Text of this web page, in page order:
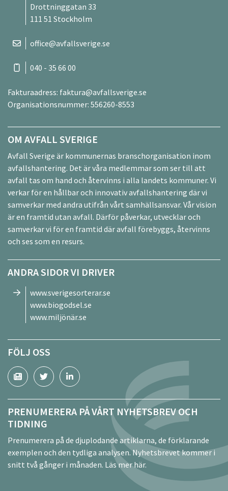
Drottninggatan 33
111 51 Stockholm
office@avfallsverige.se
040 - 35 66 00
Fakturaadress: faktura@avfallsverige.se
Organisationsnummer: 556260-8553
OM AVFALL SVERIGE
Avfall Sverige är kommunernas branschorganisation inom
avfallshantering. Det är våra medlemmar som ser till att
avfall tas om hand och återvinns i alla landets kommuner. Vi
verkar för en hållbar och innovativ avfallshantering där vi
samverkar med andra utifrån vårt samhällsansvar. Vår vision
är en framtid utan avfall. Därför påverkar, utvecklar och
samverkar vi för en framtid där avfall förebyggs, återvinns
och ses som en resurs.
ANDRA SIDOR VI DRIVER
www.sverigesorterar.se
www.biogodsel.se
www.miljönär.se
FÖLJ OSS
PRENUMERERA PÅ VÅRT NYHETSBREV OCH
TIDNING
Prenumerera på de djuplodande artiklarna, de förklarande
exemplen och den tydliga analysen. Nyhetsbrevet kommer i
snitt två gånger i månaden. Läs mer här.